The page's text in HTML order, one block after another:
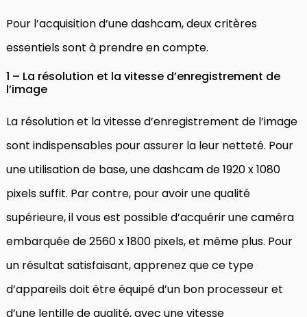
Pour l’acquisition d’une dashcam, deux critères
essentiels sont à prendre en compte.
1 – La résolution et la vitesse d’enregistrement de
l’image
La résolution et la vitesse d’enregistrement de l’image
sont indispensables pour assurer la leur netteté. Pour
une utilisation de base, une dashcam de 1920 x 1080
pixels suffit. Par contre, pour avoir une qualité
supérieure, il vous est possible d’acquérir une caméra
embarquée de 2560 x 1800 pixels, et même plus. Pour
un résultat satisfaisant, apprenez que ce type
d’appareils doit être équipé d’un bon processeur et
d’une lentille de qualité, avec une vitesse